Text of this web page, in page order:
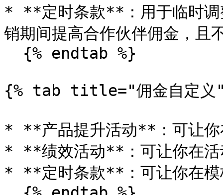
* **定时条款**：用于临时调
销期间提高合作伙伴佣金，且
{% tab title="佣金自定义
* **产品提升活动**：可让你
* **绩效活动**：可让你在活
* **定时条款**：可让你在模